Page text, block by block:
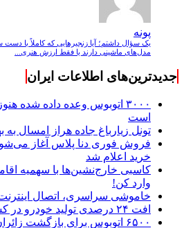
پونه
یک سؤال داشتم؛ آیا زنجیرهایی که کاملاً با
مدل‌های ماشینی دارند یا فقط ارزش هنری...
جدیدترین‌های اطلاعات ایران
۳۰۰۰ اتوبوس وعده داده شده
است
تونل زیارباغ جاده هراز امسال
فروش فوری دنا پلاس آغاز
خرید اعلام شد
وارد کن!
خاموشی سراسری، اتصال
افت ۲۴ درصدی تولید خودرو در کشور
۶۵۰۰ اتوبوس برای بازگشت